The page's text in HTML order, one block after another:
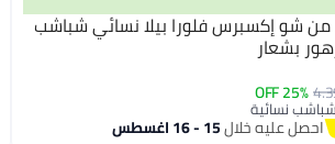
من شو إكسبرس فلورا بيلا نسائي شباشب
بشعار
25% OFF
احصل عليه خلال15 - 16 اغسطس